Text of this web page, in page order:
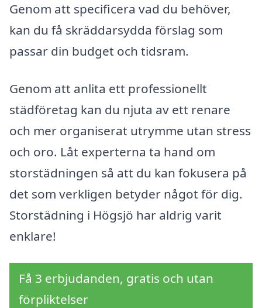
Genom att specificera vad du behöver,
kan du få skräddarsydda förslag som
passar din budget och tidsram.
Genom att anlita ett professionellt
städföretag kan du njuta av ett renare
och mer organiserat utrymme utan stress
och oro. Låt experterna ta hand om
storstädningen så att du kan fokusera på
det som verkligen betyder något för dig.
Storstädning i Högsjö har aldrig varit
enklare!
Få 3 erbjudanden, gratis och utan
förpliktelser